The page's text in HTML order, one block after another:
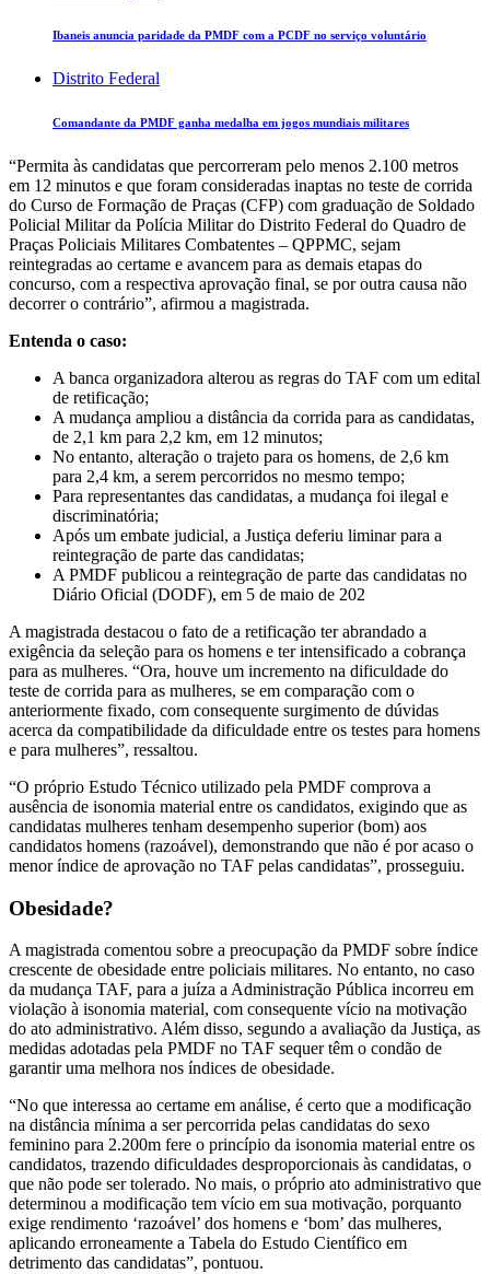
Ibaneis anuncia paridade da PMDF com a PCDF no serviço voluntário
Distrito Federal
Comandante da PMDF ganha medalha em jogos mundiais militares
“Permita às candidatas que percorreram pelo menos 2.100 metros
em 12 minutos e que foram consideradas inaptas no teste de corrida
do Curso de Formação de Praças (CFP) com graduação de Soldado
Policial Militar da Polícia Militar do Distrito Federal do Quadro de
Praças Policiais Militares Combatentes – QPPMC, sejam
reintegradas ao certame e avancem para as demais etapas do
concurso, com a respectiva aprovação final, se por outra causa não
decorrer o contrário”, afirmou a magistrada.
Entenda o caso:
A banca organizadora alterou as regras do TAF com um edital
de retificação;
A mudança ampliou a distância da corrida para as candidatas,
de 2,1 km para 2,2 km, em 12 minutos;
No entanto, alteração o trajeto para os homens, de 2,6 km
para 2,4 km, a serem percorridos no mesmo tempo;
Para representantes das candidatas, a mudança foi ilegal e
discriminatória;
Após um embate judicial, a Justiça deferiu liminar para a
reintegração de parte das candidatas;
A PMDF publicou a reintegração de parte das candidatas no
Diário Oficial (DODF), em 5 de maio de 202
A magistrada destacou o fato de a retificação ter abrandado a
exigência da seleção para os homens e ter intensificado a cobrança
para as mulheres. “Ora, houve um incremento na dificuldade do
teste de corrida para as mulheres, se em comparação com o
anteriormente fixado, com consequente surgimento de dúvidas
acerca da compatibilidade da dificuldade entre os testes para homens
e para mulheres”, ressaltou.
“O próprio Estudo Técnico utilizado pela PMDF comprova a
ausência de isonomia material entre os candidatos, exigindo que as
candidatas mulheres tenham desempenho superior (bom) aos
candidatos homens (razoável), demonstrando que não é por acaso o
menor índice de aprovação no TAF pelas candidatas”, prosseguiu.
Obesidade?
A magistrada comentou sobre a preocupação da PMDF sobre índice
crescente de obesidade entre policiais militares. No entanto, no caso
da mudança TAF, para a juíza a Administração Pública incorreu em
violação à isonomia material, com consequente vício na motivação
do ato administrativo. Além disso, segundo a avaliação da Justiça, as
medidas adotadas pela PMDF no TAF sequer têm o condão de
garantir uma melhora nos índices de obesidade.
“No que interessa ao certame em análise, é certo que a modificação
na distância mínima a ser percorrida pelas candidatas do sexo
feminino para 2.200m fere o princípio da isonomia material entre os
candidatos, trazendo dificuldades desproporcionais às candidatas, o
que não pode ser tolerado. No mais, o próprio ato administrativo que
determinou a modificação tem vício em sua motivação, porquanto
exige rendimento ‘razoável’ dos homens e ‘bom’ das mulheres,
aplicando erroneamente a Tabela do Estudo Científico em
detrimento das candidatas”, pontuou.